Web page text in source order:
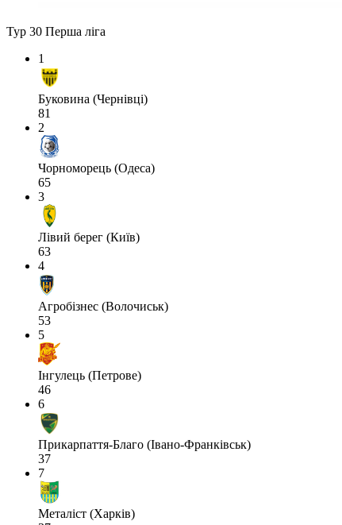
Тур 30 Перша ліга
1
Буковина (Чернівці)
81
2
Чорноморець (Одеса)
65
3
Лівий берег (Київ)
63
4
Агробізнес (Волочиськ)
53
5
Інгулець (Петрове)
46
6
Прикарпаття-Благо (Івано-Франківськ)
37
7
Металіст (Харків)